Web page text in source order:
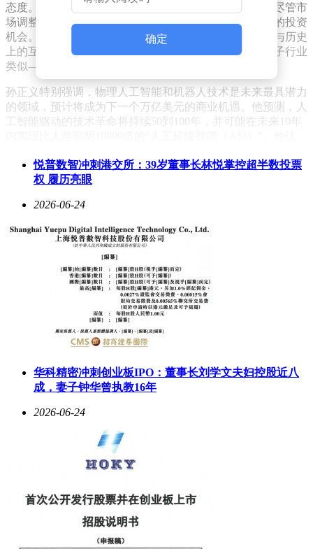
态度。他指出，人工智能浪潮的规模是互联网的50倍，尽管市
场调整不可避免，但这种调整期往往蕴含着极具吸引力的投资
机会。他驳斥了行业存在泡沫的说法，认为当前的热潮与历史
上的互联网泡沫或1929年华尔街股市崩盘后的汽车和电子行业
类似——短期波动后是长期的持续增长。
孙正义特别强调，物理人工智能和机器人技术是未来最具潜力
的领域，预计将成为下一个万亿美元的商业机遇。他预测，人
工智能驱动的技术革命将持续50到100年，并可能在未来10年
变人类生活方式。
法国投资750亿欧元用于人工智能基础设施建设，这是其在欧
立的人工智能和机器人合资企业Roze AI进行规模可能高达
1000亿美元的IPO，预计于今年晚些时候上市。该企业专注于
提升AI基础设施部署效率，包括在数据中心建设和运营中使
用自主机器人。
软银去年10月斥资54亿美元收购了瑞士工程公司ABB的机器
人部门，以探索“物理人工智能”领域。高盛预测，到2035年，
人形机器人市场规模将达到380亿美元；摩根士丹利则预计，
到2050年，这一数字将增至5万亿美元。软银的系列举措表
明，其正全力押注AI和机器人技术的长期发展。
确定
悦普数智冲刺港交所：39岁董事长林悦掌控超半数投票
权 履历亮眼
2026-06-24
华科精密冲刺创业板IPO：董事长刘学文夫妇控股近八
成，妻子钟华曾执教16年
2026-06-24